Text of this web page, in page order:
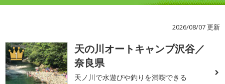
2026/08/07 更新
1
天の川オートキャンプ沢谷／
奈良県
天ノ川で水遊びや釣りを満喫できる